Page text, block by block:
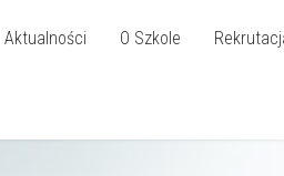
Aktualności O Szkole